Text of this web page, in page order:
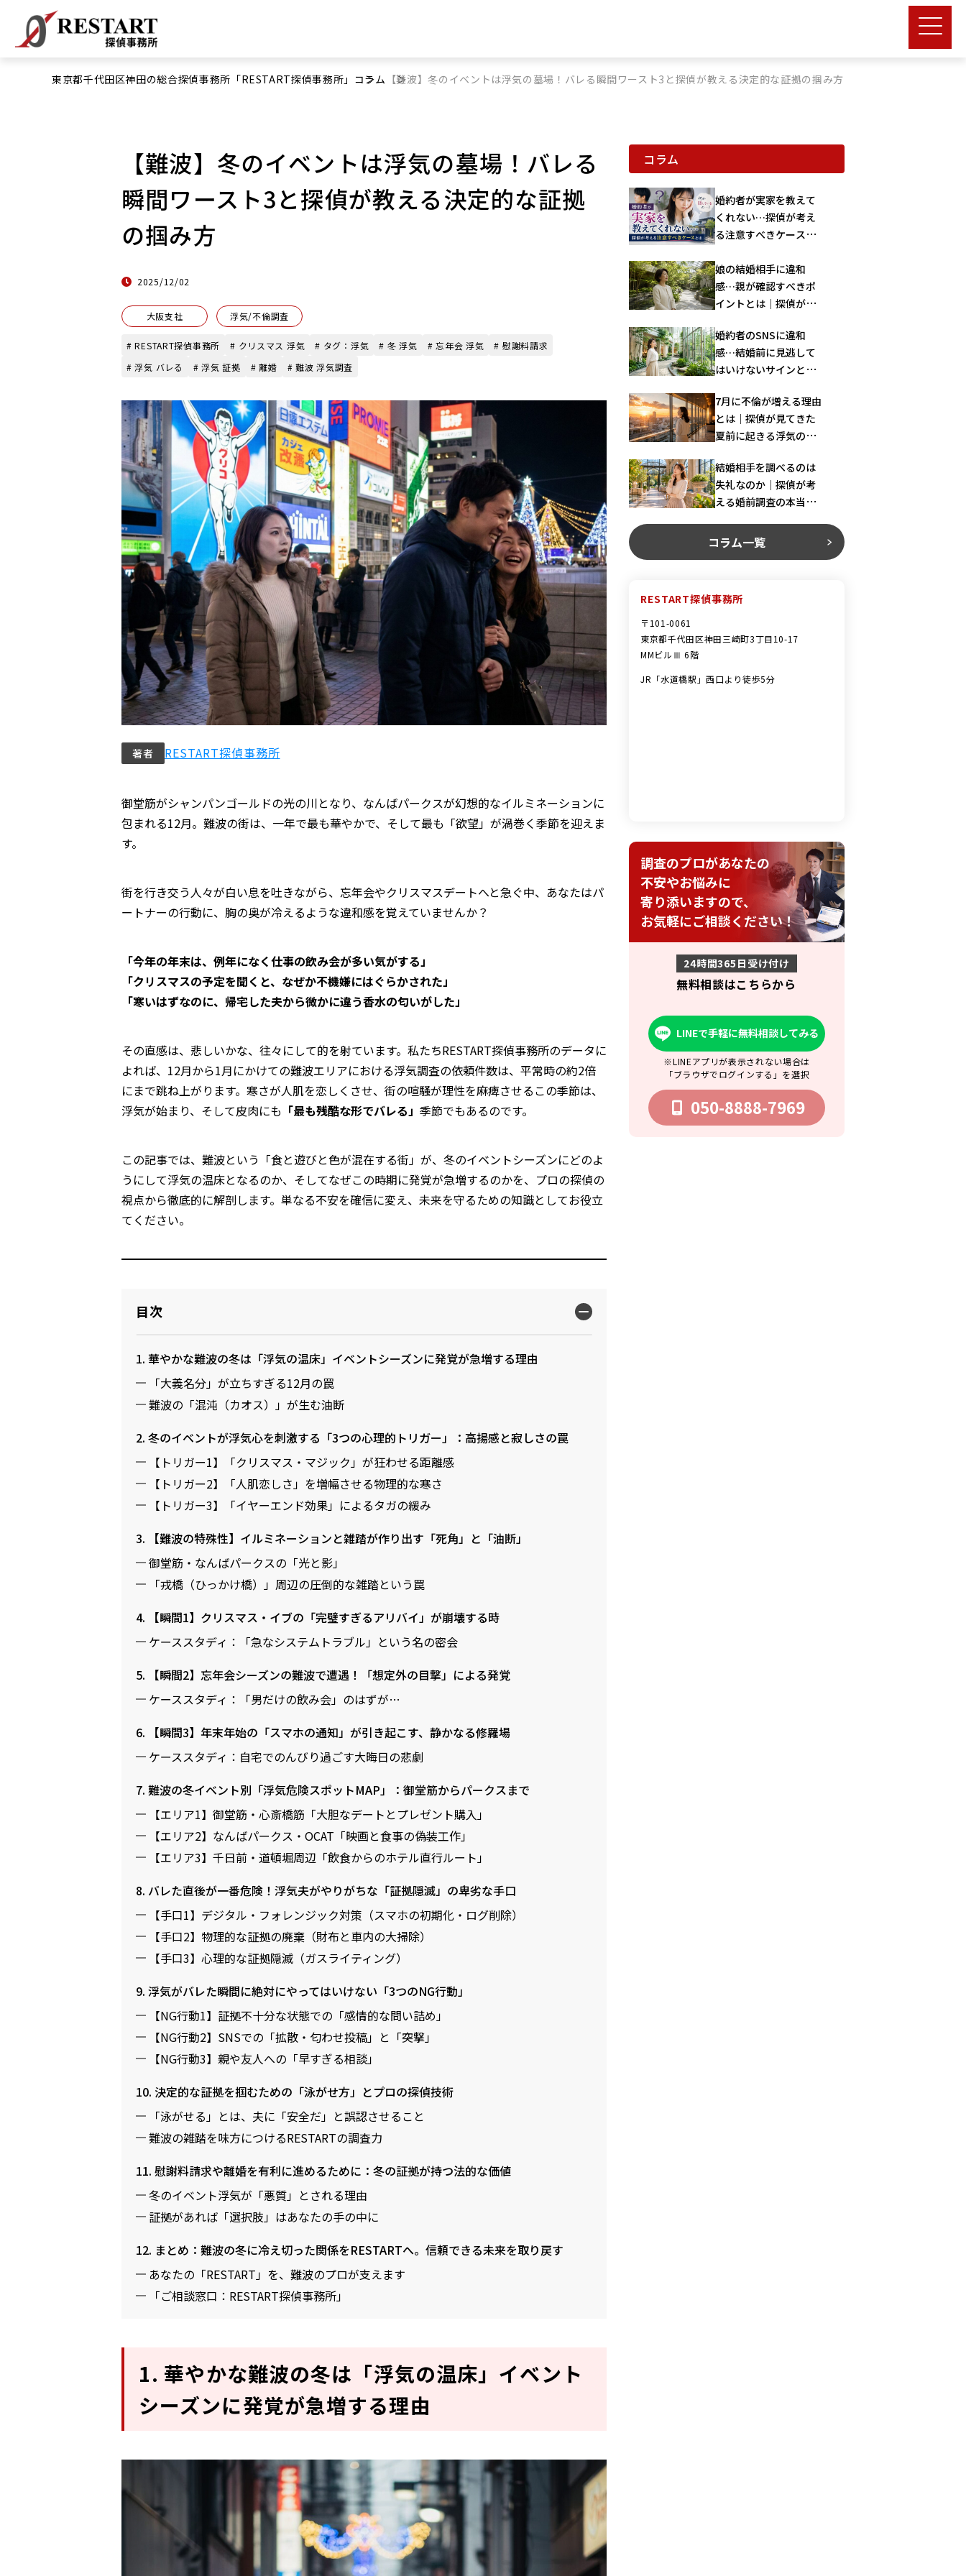
東京都千代田区神田の総合探偵事務所「RESTART探偵事務所」 コラム 【難波】冬のイベントは浮気の墓場！バレる瞬間ワースト3と探偵が教える決定的な証拠の掴み方
【難波】冬のイベントは浮気の墓場！バレる
瞬間ワースト3と探偵が教える決定的な証拠
の掴み方
2025/12/02
大阪支社 浮気/不倫調査
# RESTART探偵事務所 # クリスマス 浮気 # タグ：浮気 # 冬 浮気 # 忘年会 浮気
# 慰謝料請求
# 浮気 バレる
# 浮気 証拠 # 離婚 # 難波 浮気調査
著者 RESTART探偵事務所
御堂筋がシャンパンゴールドの光の川となり、なんばパークスが幻想的なイルミネーションに
包まれる12月。難波の街は、一年で最も華やかで、そして最も「欲望」が渦巻く季節を迎えま
す。
街を行き交う人々が白い息を吐きながら、忘年会やクリスマスデートへと急ぐ中、あなたはパ
ートナーの行動に、胸の奥が冷えるような違和感を覚えていませんか？
「今年の年末は、例年になく仕事の飲み会が多い気がする」
「クリスマスの予定を聞くと、なぜか不機嫌にはぐらかされた」
「寒いはずなのに、帰宅した夫から微かに違う香水の匂いがした」
その直感は、悲しいかな、往々にして的を射ています。私たちRESTART探偵事務所のデータに
よれば、12月から1月にかけての難波エリアにおける浮気調査の依頼件数は、平常時の約2倍
にまで跳ね上がります。寒さが人肌を恋しくさせ、街の喧騒が理性を麻痺させるこの季節は、
浮気が始まり、そして皮肉にも 「最も残酷な形でバレる」 季節でもあるのです。
この記事では、難波という「食と遊びと色が混在する街」が、冬のイベントシーズンにどのよ
うにして浮気の温床となるのか、そしてなぜこの時期に発覚が急増するのかを、プロの探偵の
視点から徹底的に解剖します。単なる不安を確信に変え、未来を守るための知識としてお役立
てください。
目次
1. 華やかな難波の冬は「浮気の温床」イベントシーズンに発覚が急増する理由
「大義名分」が立ちすぎる12月の罠
難波の「混沌（カオス）」が生む油断
2. 冬のイベントが浮気心を刺激する「3つの心理的トリガー」：高揚感と寂しさの罠
【トリガー1】「クリスマス・マジック」が狂わせる距離感
【トリガー2】「人肌恋しさ」を増幅させる物理的な寒さ
【トリガー3】「イヤーエンド効果」によるタガの緩み
3. 【難波の特殊性】イルミネーションと雑踏が作り出す「死角」と「油断」
御堂筋・なんばパークスの「光と影」
「戎橋（ひっかけ橋）」周辺の圧倒的な雑踏という罠
4. 【瞬間1】クリスマス・イブの「完璧すぎるアリバイ」が崩壊する時
ケーススタディ：「急なシステムトラブル」という名の密会
5. 【瞬間2】忘年会シーズンの難波で遭遇！「想定外の目撃」による発覚
ケーススタディ：「男だけの飲み会」のはずが…
6. 【瞬間3】年末年始の「スマホの通知」が引き起こす、静かなる修羅場
ケーススタディ：自宅でのんびり過ごす大晦日の悲劇
7. 難波の冬イベント別「浮気危険スポットMAP」：御堂筋からパークスまで
【エリア1】御堂筋・心斎橋筋「大胆なデートとプレゼント購入」
【エリア2】なんばパークス・OCAT「映画と食事の偽装工作」
【エリア3】千日前・道頓堀周辺「飲食からのホテル直行ルート」
8. バレた直後が一番危険！浮気夫がやりがちな「証拠隠滅」の卑劣な手口
【手口1】デジタル・フォレンジック対策（スマホの初期化・ログ削除）
【手口2】物理的な証拠の廃棄（財布と車内の大掃除）
【手口3】心理的な証拠隠滅（ガスライティング）
9. 浮気がバレた瞬間に絶対にやってはいけない「3つのNG行動」
【NG行動1】証拠不十分な状態での「感情的な問い詰め」
【NG行動2】SNSでの「拡散・匂わせ投稿」と「突撃」
【NG行動3】親や友人への「早すぎる相談」
10. 決定的な証拠を掴むための「泳がせ方」とプロの探偵技術
「泳がせる」とは、夫に「安全だ」と誤認させること
難波の雑踏を味方につけるRESTARTの調査力
11. 慰謝料請求や離婚を有利に進めるために：冬の証拠が持つ法的な価値
冬のイベント浮気が「悪質」とされる理由
証拠があれば「選択肢」はあなたの手の中に
12. まとめ：難波の冬に冷え切った関係をRESTARTへ。信頼できる未来を取り戻す
あなたの「RESTART」を、難波のプロが支えます
「ご相談窓口：RESTART探偵事務所」
1. 華やかな難波の冬は「浮気の温床」イベント
シーズンに発覚が急増する理由
コラム
婚約者が実家を教えて
くれない…探偵が考え
る注意すべきケースと
娘の結婚相手に違和
感…親が確認すべきポ
イントとは｜探偵が解
婚約者のSNSに違和
感…結婚前に見逃して
はいけないサインとは
7月に不倫が増える理由
とは｜探偵が見てきた
夏前に起きる浮気の共
結婚相手を調べるのは
失礼なのか｜探偵が考
える婚前調査の本当の
コラム一覧
RESTART探偵事務所
〒101-0061
東京都千代田区神田三崎町3丁目10-17
MMビルⅢ 6階
JR「水道橋駅」西口より徒歩5分
調査のプロがあなたの
不安やお悩みに
寄り添いますので、
お気軽にご相談ください！
24時間365日受け付け
無料相談はこちらから
LINEで手軽に無料相談してみる
※LINEアプリが表示されない場合は
「ブラウザでログインする」を選択
050-8888-7969